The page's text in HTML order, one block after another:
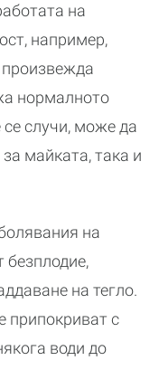
на
например,
нормалното
се случи, може да
майката, така и
на
безплодие,
на тегло.
припокриват с
води до